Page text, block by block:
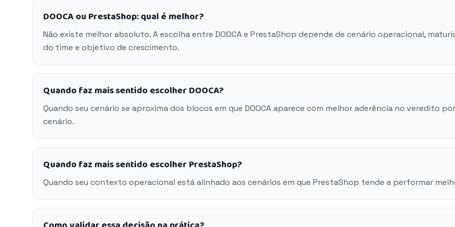
DOOCA ou PrestaShop: qual é melhor?
Não existe melhor absoluto. A escolha entre DOOCA e PrestaShop depende de cenário operacional,
do time e objetivo de crescimento.
Quando faz mais sentido escolher DOOCA?
Quando seu cenário se aproxima dos blocos em que DOOCA aparece com melhor aderência no veredito por
cenário.
Quando faz mais sentido escolher PrestaShop?
Quando seu contexto operacional está alinhado aos cenários em que PrestaShop tende a performar